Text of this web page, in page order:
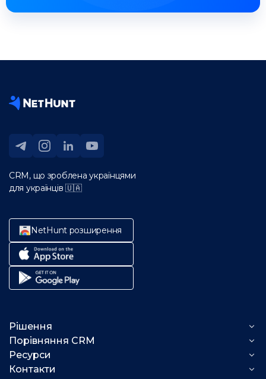
CRM, що зроблена українцями
для українців 🇺🇦
NetHunt розширення
Рішення
Можливості NetHunt
Email-кампанії
Автоматизація продажу
Індустрії
Порівняння CRM
Таск-менеджер vs NetHunt
Ресурси
Телеграм-канал
Контакти